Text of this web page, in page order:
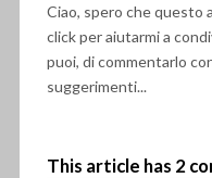
Ciao, spero che questo
click per aiutarmi a
puoi, di commentarlo
suggerimenti...
This article has 2